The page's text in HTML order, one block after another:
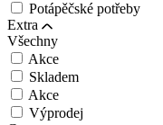
Potápěčské potřeby
Extra
Všechny
Akce
Skladem
Akce
Výprodej